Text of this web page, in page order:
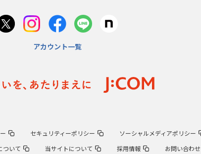
アカウント一覧
セキュリティーポリシー ソーシャルメディアポリシー
ついて
当サイトについて 採用情報 お問い合わせ